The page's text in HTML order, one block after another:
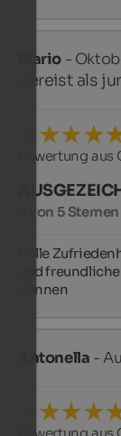
Mario -
gereist als
Bewertung aus
5 von 5 Sternen
Volle
und
können
Antonella -
Bewertung aus